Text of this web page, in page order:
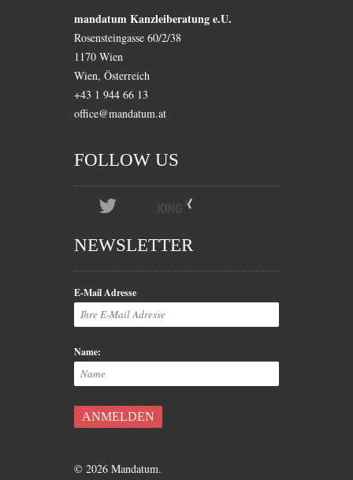
mandatum Kanzleiberatung e.U.
Rosensteingasse 60/2/38
1170 Wien
Wien, Österreich
+43 1 944 66 13
office@mandatum.at
FOLLOW US
NEWSLETTER
E-Mail Adresse
Name:
© 2026 Mandatum.